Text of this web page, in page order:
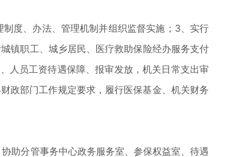
度、办法、管理机制并组织监督实施；3、实行
镇职工、城乡居民、医疗救助保险经办服务支付
人员工资待遇保障、报审发放，机关日常支出审
政部门工作规定要求，履行医保基金、机关财务
助分管事务中心政务服务室、参保权益室、待遇